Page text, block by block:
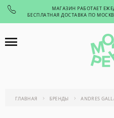
МАГАЗИН РАБОТАЕТ
БЕСПЛАТНАЯ ДОСТАВКА ПО
ГЛАВНАЯ БРЕНДЫ ANDRES